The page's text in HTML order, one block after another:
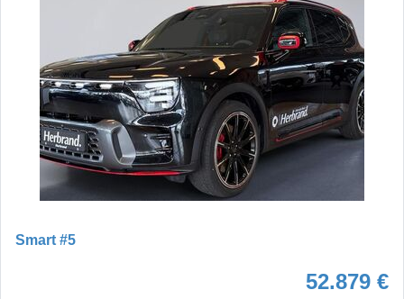
Smart #5
52.879 €